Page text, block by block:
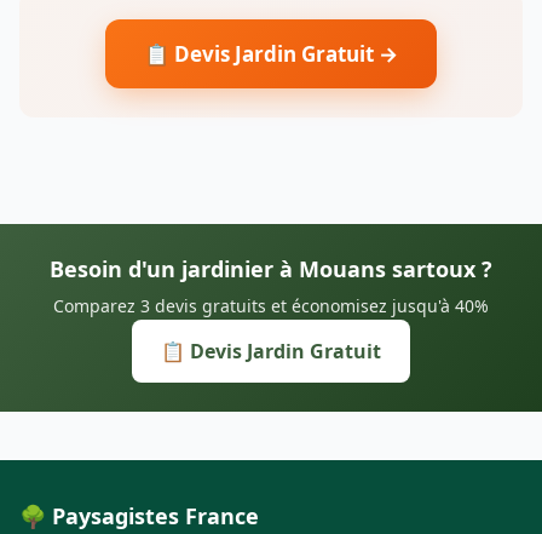
📋 Devis Jardin Gratuit →
Besoin d'un jardinier à Mouans sartoux ?
Comparez 3 devis gratuits et économisez jusqu'à 40%
📋 Devis Jardin Gratuit
🌳 Paysagistes France